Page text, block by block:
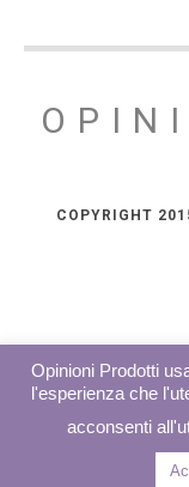
COPYRIGHT
Opinioni Prodotti
l'esperienza che
acconsenti